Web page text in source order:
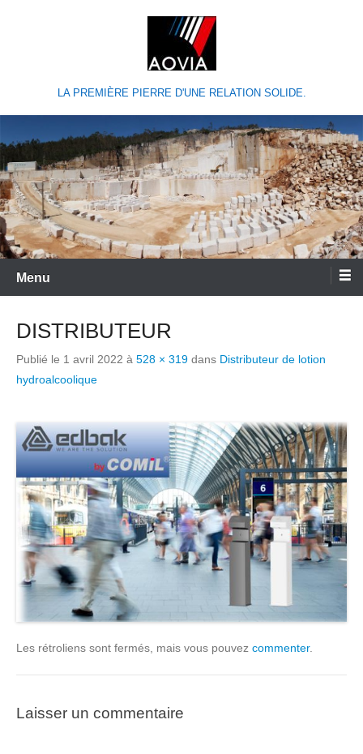
LA PREMIÈRE PIERRE D'UNE RELATION SOLIDE.
Menu
DISTRIBUTEUR
Publié le 1 avril 2022 à 528 × 319 dans Distributeur de lotion
hydroalcoolique
Les rétroliens sont fermés, mais vous pouvez commenter.
Laisser un commentaire